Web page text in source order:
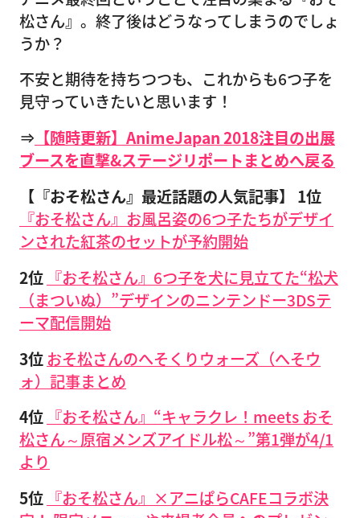
松さん』。終了後はどうなってしまうのでしょ
うか？
不安と期待を持ちつつも、これからも6つ子を
見守っていきたいと思います！
⇒ 【随時更新】AnimeJapan 2018注目の出展
ブースを直撃&ステージリポートまとめへ戻る
【『おそ松さん』最近話題の人気記事】
1位
『おそ松さん』お風呂姿の6つ子たちがデザイ
ンされた紅茶のセットが予約開始
2位 『おそ松さん』6つ子を犬に見立てた“松犬
（まついぬ）”デザインのニンテンドー3DSテ
ーマ配信開始
3位おそ松さんのへそくりウォーズ（へそウ
ォ）記事まとめ
4位 『おそ松さん』“キャラクレ！meets おそ
松さん～原宿メンズアイドル松～”第1弾が4/1
より
5位 『おそ松さん』×アニぱらCAFEコラボ決